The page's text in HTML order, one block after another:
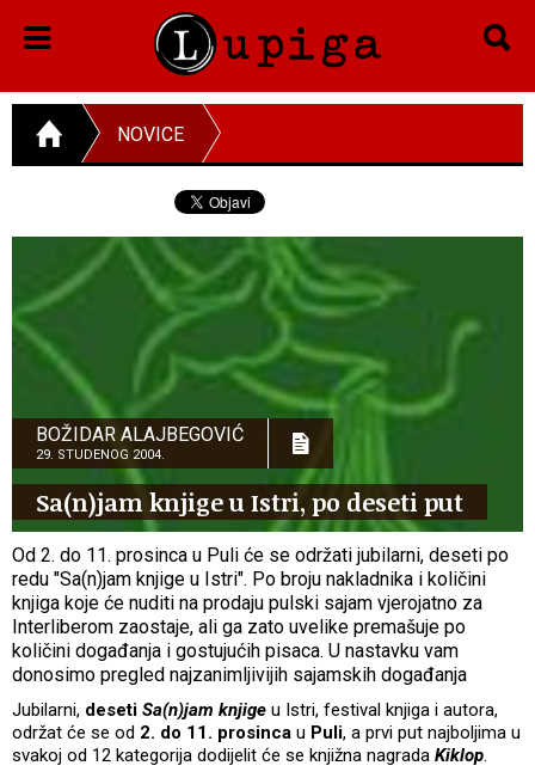
NOVICE
BOŽIDAR ALAJBEGOVIĆ
29. STUDENOG 2004.
Sa(n)jam knjige u Istri, po deseti put
Od 2. do 11. prosinca u Puli će se održati jubilarni, deseti po
redu "Sa(n)jam knjige u Istri". Po broju nakladnika i količini
knjiga koje će nuditi na prodaju pulski sajam vjerojatno za
Interliberom zaostaje, ali ga zato uvelike premašuje po
količini događanja i gostujućih pisaca. U nastavku vam
donosimo pregled najzanimljivijih sajamskih događanja
Jubilarni, deseti Sa(n)jam knjige u Istri, festival knjiga i autora,
održat će se od 2. do 11. prosinca u Puli, a prvi put najboljima u
svakoj od 12 kategorija dodijelit će se knjižna nagrada Kiklop.